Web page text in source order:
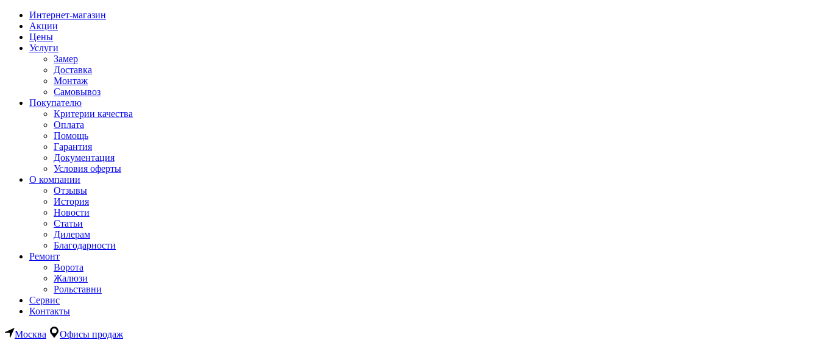
Интернет-магазин
Акции
Цены
Услуги
Замер
Доставка
Монтаж
Самовывоз
Покупателю
Критерии качества
Оплата
Помощь
Гарантия
Документация
Условия оферты
О компании
Отзывы
История
Новости
Статьи
Дилерам
Благодарности
Ремонт
Ворота
Жалюзи
Рольставни
Сервис
Контакты
Москва Офисы продаж